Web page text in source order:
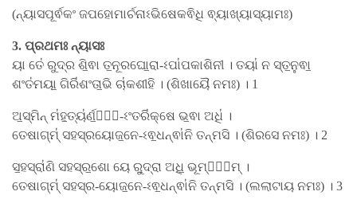
(ନ୍ୟାସପୂର୍ଵକଂ ଜପହୋମାର୍ଚନାଽଭିଷେକଵିଧି ଵ୍ୟାଖ୍ୟାସ୍ୟାମଃ)
3. ପ୍ରଥମଃ ନ୍ୟାସଃ
ୟା ତେ॑ ରୁଦ୍ର ଶି॒ଵା ତ॒ନୂରଘୋ॒ରା-ଽପା॑ପକାଶିନୀ । ତୟା॑ ନ ସ୍ତ॒ନୁଵା॒
ଶଂତ॑ମୟା॒ ଗିରି॑ଶଂତା॒ଭି ଚା॑କଶୀହି । (ଶିଖାୟୈ ନମଃ) । 1
ଅ॒ସ୍ମିନ୍ ମ॑ହ॒ତ୍ୟ॑ର୍ଣ॒ଵେ᳚-ଽଂତରି॑କ୍ଷେ ଭ॒ଵା ଅଧି॑ ।
ତେଷାଗ୍​ମ୍॑ ସହସ୍ରୟୋଜ॒ନେ-ଽଵ॒ଧନ୍ଵା॑ନି ତନ୍ମସି । (ଶିରସେ ନମଃ) । 2
ସ॒ହସ୍ରା॑ଣି ସହସ୍ର॒ଶୋ ୟେ ରୁ॒ଦ୍ରା ଅଧି॒ ଭୂମ୍ୟା᳚ମ୍ ।
ତେଷାଗ୍​ମ୍॑ ସହସ୍ର-ୟୋଜ॒ନେ-ଽଵ॒ଧନ୍ଵା॑ନି ତନ୍ମସି । (ଲଲାଟାୟ ନମଃ) । 3